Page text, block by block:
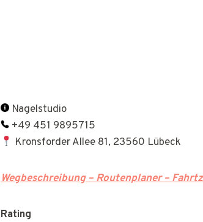
Nagelstudio
+49 451 9895715
Kronsforder Allee 81, 23560 Lübeck
Wegbeschreibung – Routenplaner –
Rating